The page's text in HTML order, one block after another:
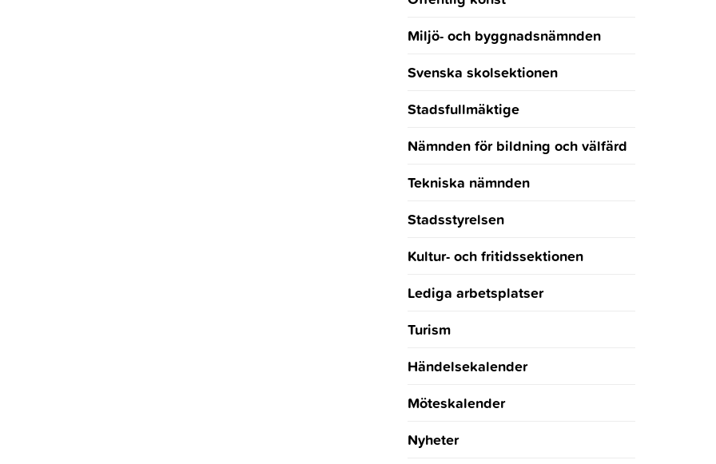
Miljö- och byggnadsnämnden
Svenska skolsektionen
Stadsfullmäktige
Nämnden för bildning och välfärd
Tekniska nämnden
Stadsstyrelsen
Kultur- och fritidssektionen
Lediga arbetsplatser
Turism
Händelsekalender
Möteskalender
Nyheter